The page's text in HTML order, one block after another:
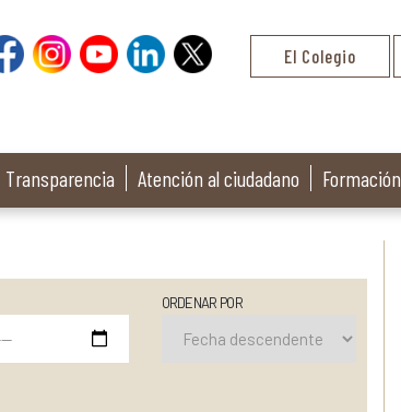
El Colegio
Transparencia Atención al ciudadano Formación
ORDENAR POR